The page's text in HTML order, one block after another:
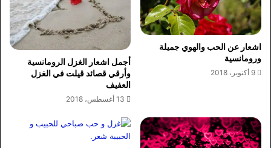
اشعار عن الحب والهوي جميلة
ورومانسية
9 أكتوبر، 2018
أجمل اشعار الغزل الرومانسية
وأرقي قصائد قيلت في الغزل
العفيف
13 أغسطس، 2018